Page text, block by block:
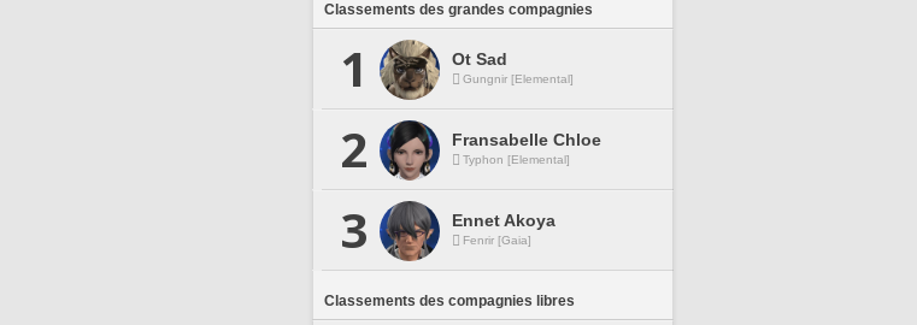
Classements des grandes compagnies
1 Ot Sad
Gungnir [Elemental]
2 Fransabelle Chloe
Typhon [Elemental]
3 Ennet Akoya
Fenrir [Gaia]
Classements des compagnies libres